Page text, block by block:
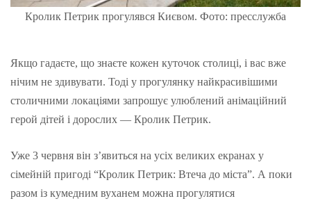
Кролик Петрик прогулявся Києвом. Фото: пресслужба
Якщо гадаєте, що знаєте кожен куточок столиці, і вас вже
нічим не здивувати. Тоді у прогулянку найкрасивішими
столичними локаціями запрошує улюблений анімаційний
герой дітей і дорослих — Кролик Петрик.
Уже 3 червня він з’явиться на усіх великих екранах у
сімейній пригоді “Кролик Петрик: Втеча до міста”. А поки
разом із кумедним вуханем можна прогулятися